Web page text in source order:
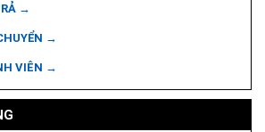
→
→
VIÊN →